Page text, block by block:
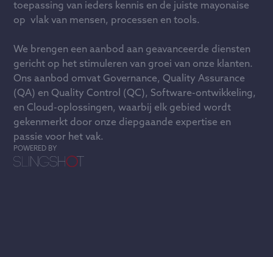
toepassing van ieders kennis en de juiste mayonaise
op vlak van mensen, processen en tools.
We brengen een aanbod aan geavanceerde diensten
gericht op het stimuleren van groei van onze klanten.
Ons aanbod omvat Governance, Quality Assurance
(QA) en Quality Control (QC), Software-ontwikkeling,
en Cloud-oplossingen, waarbij elk gebied wordt
gekenmerkt door onze diepgaande expertise en
passie voor het vak.
POWERED BY